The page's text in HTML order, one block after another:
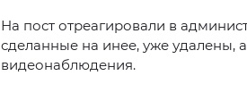
На пост отреагировали в
сделанные на инее, уже удалены,
видеонаблюдения.